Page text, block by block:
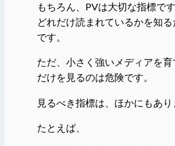
もちろん、PVは大切な指標です
どれだけ読まれているかを知
です。
ただ、小さく強いメディアを
だけを見るのは危険です。
見るべき指標は、ほかにもあり
たとえば、